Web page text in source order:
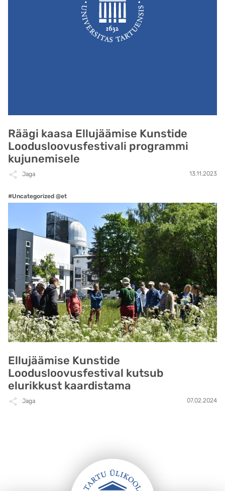
Räägi kaasa Ellujäämise Kunstide
Loodusloovusfestivali programmi
kujunemisele
Jaga 13.11.2023
#Uncategorized @et
Ellujäämise Kunstide
Loodusloovusfestival kutsub
elurikkust kaardistama
Jaga 07.02.2024